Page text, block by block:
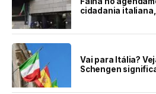
cidadania
Vai para Itália?
Schengen